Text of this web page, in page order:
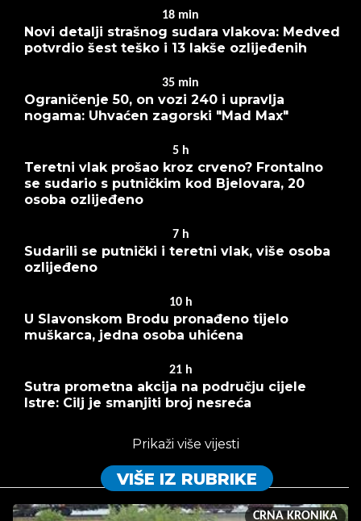
18 min
Novi detalji strašnog sudara vlakova: Medved
potvrdio šest teško i 13 lakše ozlijeđenih
35 min
Ograničenje 50, on vozi 240 i upravlja
nogama: Uhvaćen zagorski "Mad Max"
5 h
Teretni vlak prošao kroz crveno? Frontalno
se sudario s putničkim kod Bjelovara, 20
osoba ozlijeđeno
7 h
Sudarili se putnički i teretni vlak, više osoba
ozlijeđeno
10 h
U Slavonskom Brodu pronađeno tijelo
muškarca, jedna osoba uhićena
21 h
Sutra prometna akcija na području cijele
Istre: Cilj je smanjiti broj nesreća
Prikaži više vijesti
VIŠE IZ RUBRIKE
CRNA KRONIKA